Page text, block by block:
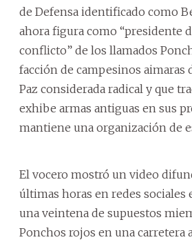
de Defensa identificado como
ahora figura como “presidente
conflicto” de los llamados
facción de campesinos aimaras
Paz considerada radical y que
exhibe armas antiguas en sus
mantiene una organización de
El vocero mostró un video
últimas horas en redes sociales
una veintena de supuestos
Ponchos rojos en una carretera